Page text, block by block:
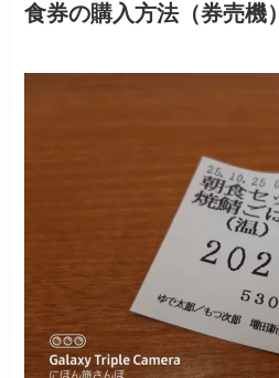
食券の購入方法（券売機）